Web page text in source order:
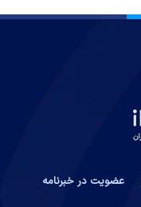
عضویت در خبرنامه